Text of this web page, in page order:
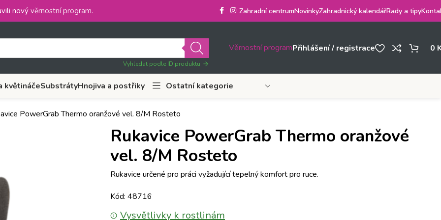
nový věrnostní program. Zahradní centrumNovinkyZahradnický kalendářRady a tipy
Vyhledat podle ID produktu
Věrnostní programPřihlášení / registrace 0
květináčeSubstrátyHnojiva a postřiky Ostatní kategorie
PowerGrab Thermo oranžové vel. 8/M Rosteto
Rukavice PowerGrab Thermo oranžové
vel. 8/M Rosteto
Rukavice určené pro práci vyžadující tepelný komfort pro ruce.
Kód: 48716
Vysvětlivky k rostlinám